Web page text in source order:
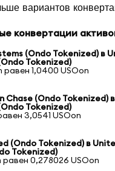
вариантов
конвертации
(Ondo Tokenized) в
Tokenized)
равен 1,0400 USOon
Chase (Ondo Tokenized)
Tokenized)
3,0541 USOon
(Ondo Tokenized) в
Tokenized)
равен 0,278026 USOon